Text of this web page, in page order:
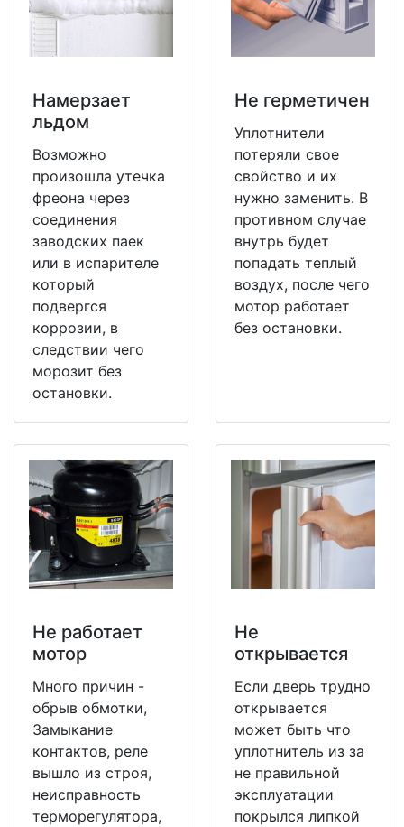
Намерзает
льдом
Возможно
произошла утечка
фреона через
соединения
заводских паек
или в испарителе
который
подвергся
коррозии, в
следствии чего
морозит без
остановки.
Не герметичен
Уплотнители
потеряли свое
свойство и их
нужно заменить. В
противном случае
внутрь будет
попадать теплый
воздух, после чего
мотор работает
без остановки.
Не работает
мотор
Много причин -
обрыв обмотки,
Замыкание
контактов, реле
вышло из строя,
неисправность
терморегулятора,
Не
открывается
Если дверь трудно
открывается
может быть что
уплотнитель из за
не правильной
эксплуатации
покрылся липкой